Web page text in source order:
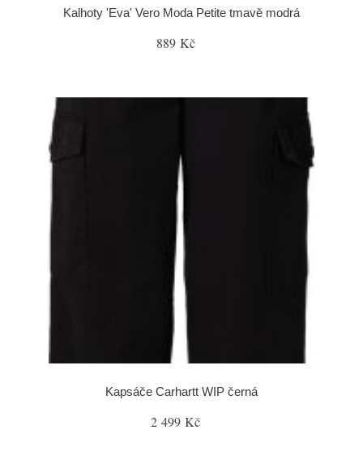
Kalhoty 'Eva' Vero Moda Petite tmavě modrá
889 Kč
Kapsáče Carhartt WIP černá
2 499 Kč